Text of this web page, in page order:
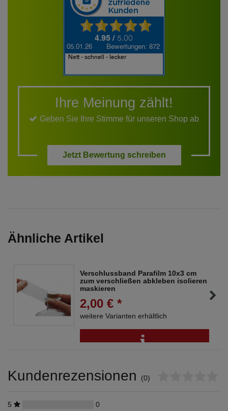
Ihre Meinung zählt!
Geben Sie Ihre Stimme für unseren Shop ab
Jetzt Bewertung schreiben
Ähnliche Artikel
Verschlussband Parafilm 10x3 cm
zum verschließen abkleben isolieren
maskieren
2,00 € *
weitere Varianten erhältlich
Kundenrezensionen (0)
5
0